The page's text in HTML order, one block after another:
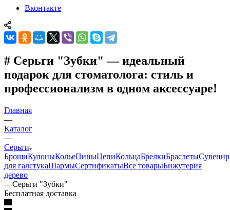
Вконтакте
# Серьги "Зубки" — идеальный
подарок для стоматолога: стиль и
профессионализм в одном аксессуаре!
Главная
—
Каталог
—
Серьги
БрошиКулоныКольеПиныЦепиКольцаБрелкиБраслеты
для галстукаШармыСертификатыВсе товарыБижутерия
дерево
—Серьги "Зубки"
Бесплатная доставка